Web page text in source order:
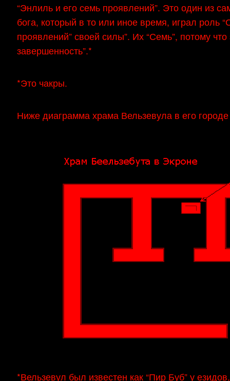
“Энлиль и его семь проявлений”. Это один из
бога, который в то или иное время, играл роль
проявлений” своей силы”. Их “Семь”, потому
завершенность”.*
*Это чакры.
Ниже диаграмма храма Вельзевула в его
*Вельзевул был известен как “Пир Буб” у